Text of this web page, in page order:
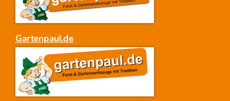
Gartenpaul.de